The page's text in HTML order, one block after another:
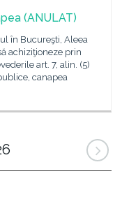
(ANULAT)
în Bucureşti, Aleea
achiziţioneze prin
art. 7, alin. (5)
canapea